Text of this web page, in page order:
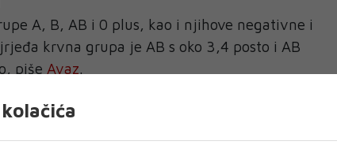
A, B, AB i 0 plus, kao i njihove negativne i
krvna grupa je AB s oko 3,4 posto i AB
piše Avaz.
AB, možete sebe smatrati prilično posebnom
sa AB krvnom grupom jedinstveni?